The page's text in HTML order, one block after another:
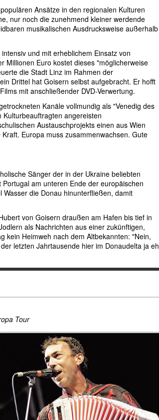
Ansätze in den regionalen Kulturen
nur noch die zunehmend kleiner werdende
musikalischen Ausdrucksweise außerhalb
und mit erheblichem Einsatz von
Millionen Euro kostet dieses "möglicherweise
die Stadt Linz im Rahmen der
Drittel hat Goisern selbst aufgebracht. Er hofft
mit anschließender DVD-Verwertung.
Kanäle vollmundig als "Venedig des
angereisten
Austauschprojekts einen aus Wien
Europa muss zusammenwachsen. Gute
Sänger der in der Ukraine beliebten
am unteren Ende der europäischen
die Donau hinunterfließen, damit
von Goisern draußen am Hafen bis tief in
als Nachrichten aus einer zukünftigen,
kein Heimweh nach dem Altbekannten: "Nein,
letzten Jahrtausende hier im Donaudelta ja eh
Tour